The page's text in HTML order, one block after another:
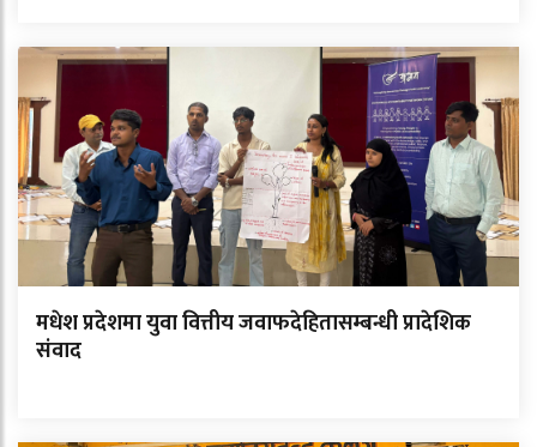
मधेश प्रदेशमा युवा वित्तीय जवाफदेहितासम्बन्धी प्रादेशिक
संवाद